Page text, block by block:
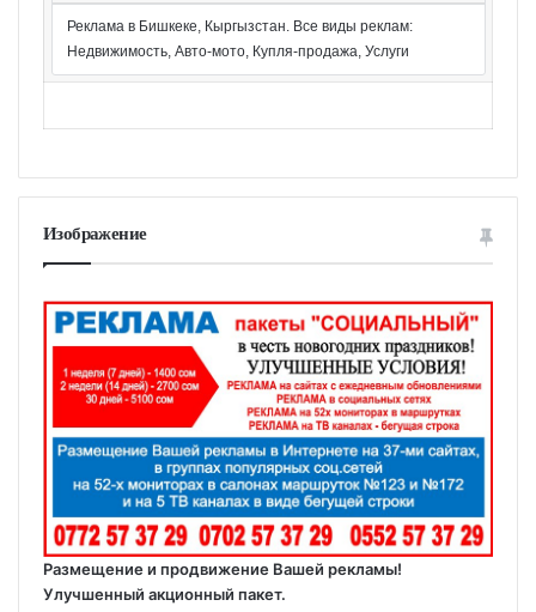
Реклама в Бишкеке, Кыргызстан. Все виды реклам:
Недвижимость, Авто-мото, Купля-продажа, Услуги
Изображение
Размещение и продвижение Вашей рекламы!
Улучшенный акционный пакет.